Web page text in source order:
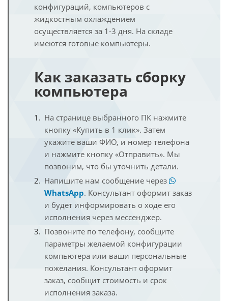
конфигураций, компьютеров с
жидкостным охлаждением
осуществляется за 1-3 дня. На складе
имеются готовые компьютеры.
Как заказать сборку
компьютера
На странице выбранного ПК нажмите
кнопку «Купить в 1 клик». Затем
укажите ваши ФИО, и номер телефона
и нажмите кнопку «Отправить». Мы
позвоним, что бы уточнить детали.
Напишите нам сообщение через
WhatsApp. Консультант оформит заказ
и будет информировать о ходе его
исполнения через мессенджер.
Позвоните по телефону, сообщите
параметры желаемой конфигурации
компьютера или ваши персональные
пожелания. Консультант оформит
заказ, сообщит стоимость и срок
исполнения заказа.